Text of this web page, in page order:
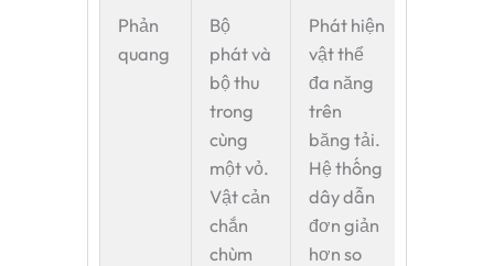
Phản
quang
Bộ
phát và
bộ thu
trong
cùng
một vỏ.
Vật cản
chắn
chùm
Phát hiện
vật thể
đa năng
trên
băng tải.
Hệ thống
dây dẫn
đơn giản
hơn so